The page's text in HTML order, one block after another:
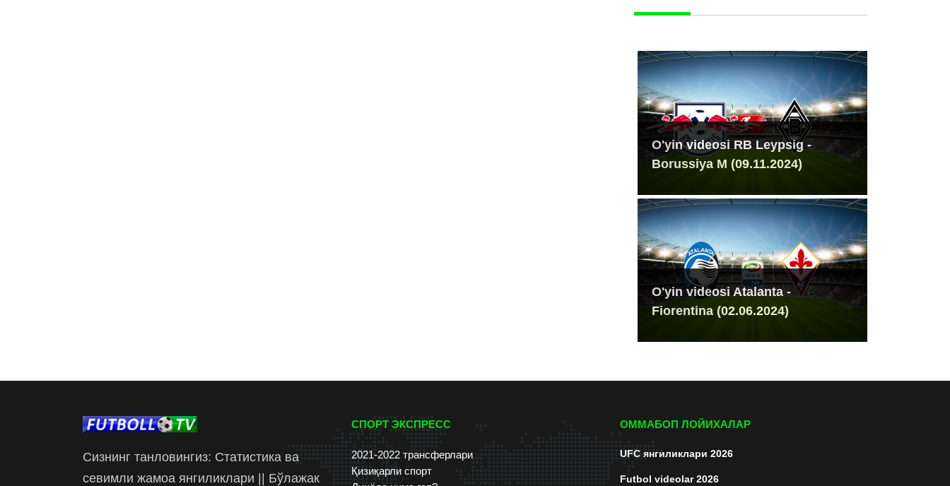
O'yin videosi RB Leypsig -
Borussiya M (09.11.2024)
O'yin videosi Atalanta -
Fiorentina (02.06.2024)
Сизнинг танловингиз: Статистика ва
севимли жамоа янгиликлари || Бўлажак
СПОРТ ЭКСПРЕСС
2021-2022 трансферлари
Қизиқарли спорт
ОММАБОП ЛОЙИХАЛАР
UFC янгиликлари 2026
Futbol videolar 2026